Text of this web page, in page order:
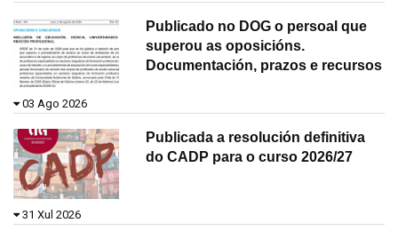
Publicado no DOG o persoal que
superou as oposicións.
Documentación, prazos e recursos
03 Ago 2026
Publicada a resolución definitiva
do CADP para o curso 2026/27
31 Xul 2026